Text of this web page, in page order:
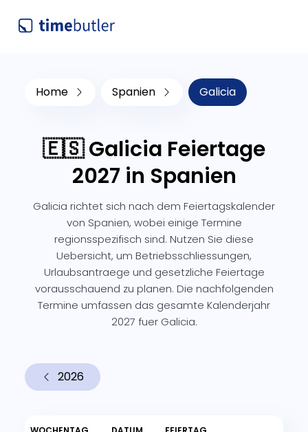
Home Spanien Galicia
🇪🇸 Galicia Feiertage
2027 in Spanien
Galicia richtet sich nach dem Feiertagskalender
von Spanien, wobei einige Termine
regionsspezifisch sind. Nutzen Sie diese
Uebersicht, um Betriebsschliessungen,
Urlaubsantraege und gesetzliche Feiertage
vorausschauend zu planen. Die nachfolgenden
Termine umfassen das gesamte Kalenderjahr
2027 fuer Galicia.
2026